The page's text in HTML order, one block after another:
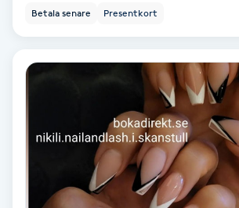
Hårvård
Idrottsmassage
Betala senare Presentkort